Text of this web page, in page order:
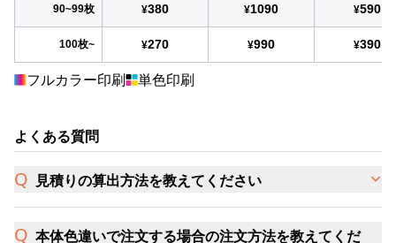
90~99枚 ¥380 ¥1090 ¥590
100枚~ ¥270 ¥990 ¥390
フルカラー印刷 単色印刷
よくある質問
見積りの算出方法を教えてください
本体色違いで注文する場合の注文方法を教えてくだ